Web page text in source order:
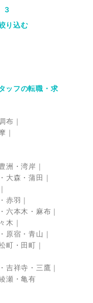
3
り込む
ッフの転職・求
布
洲・湾岸
大森・蒲田
赤羽
六本木・麻布
木
原宿・青山
町・田町
吉祥寺・三鷹
瀬・亀有